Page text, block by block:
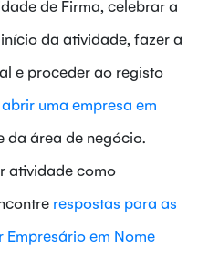
de Firma, celebrar a
da atividade, fazer a
e proceder ao registo
uma empresa em
da área de negócio.
atividade como
respostas para as
em Nome